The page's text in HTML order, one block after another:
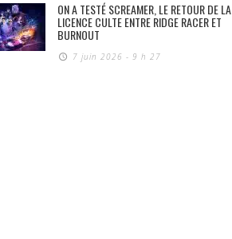
ON A TESTÉ SCREAMER, LE RETOUR DE LA
LICENCE CULTE ENTRE RIDGE RACER ET
BURNOUT
7 juin 2026 - 9 h 27